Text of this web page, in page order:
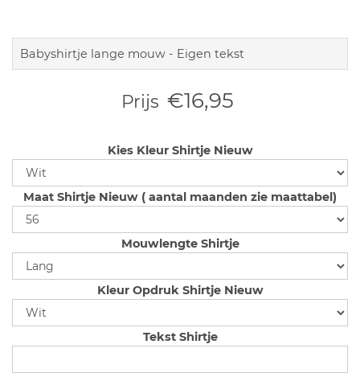
Babyshirtje lange mouw - Eigen tekst
Prijs €16,95
Kies Kleur Shirtje Nieuw
Maat Shirtje Nieuw ( aantal maanden zie maattabel)
Mouwlengte Shirtje
Kleur Opdruk Shirtje Nieuw
Tekst Shirtje